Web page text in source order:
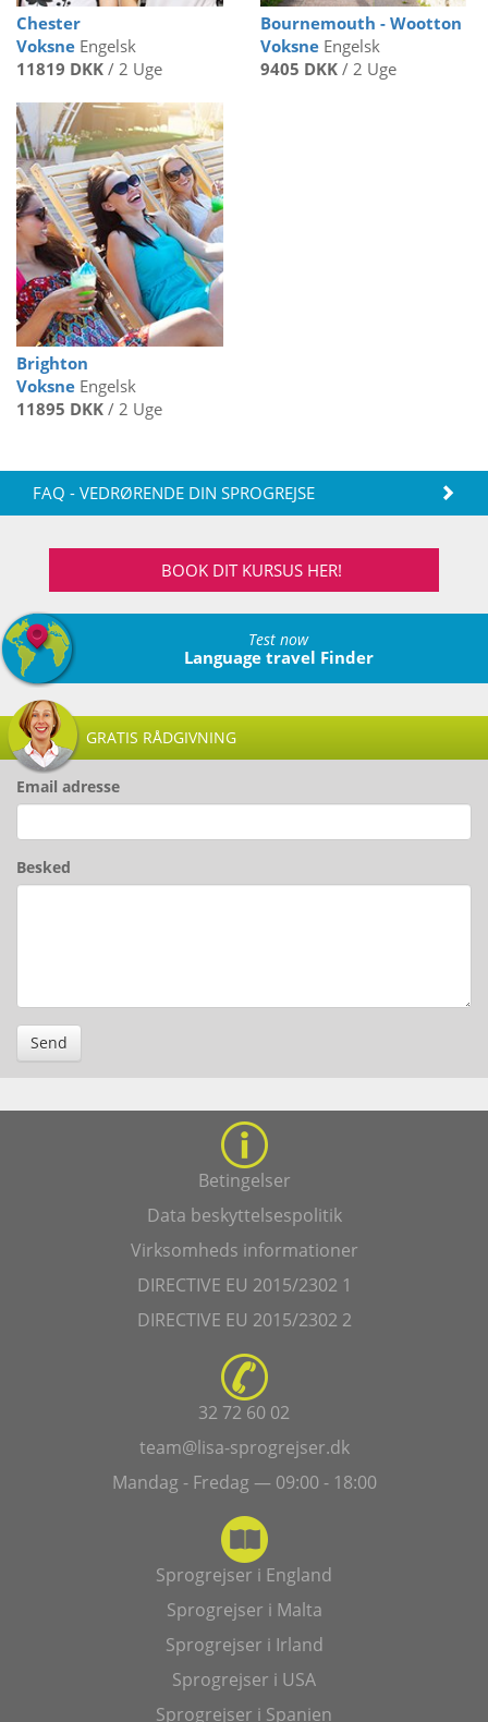
Chester
Voksne Engelsk
11819 DKK / 2 Uge
Bournemouth - Wootton
VoksneEngelsk
9405 DKK/ 2 Uge
Brighton
Voksne Engelsk
11895 DKK / 2 Uge
FAQ - VEDRØRENDE DIN SPROGREJSE
BOOK DIT KURSUS HER!
Test now
Language travel Finder
GRATIS RÅDGIVNING
Email adresse
Besked
Send
Betingelser
Data beskyttelsespolitik
Virksomheds informationer
DIRECTIVE EU 2015/2302 1
DIRECTIVE EU 2015/2302 2
32 72 60 02
team@lisa-sprogrejser.dk
Mandag - Fredag — 09:00 - 18:00
Sprogrejser i England
Sprogrejser i Malta
Sprogrejser i Irland
Sprogrejser i USA
Sprogrejser i Spanien